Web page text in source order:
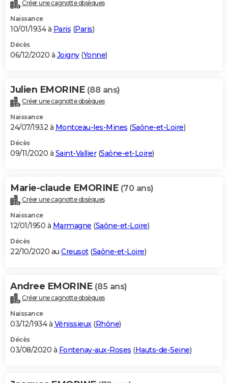
Créer une cagnotte obsèques
Naissance
10/01/1934 à Paris (Paris)
Décès
06/12/2020 à Joigny(Yonne)
Julien EMORINE (88 ans)
Créer une cagnotte obsèques
Naissance
24/07/1932 à Montceau-les-Mines (Saône-et-Loire)
Décès
09/11/2020 à Saint-Vallier(Saône-et-Loire)
Marie-claude EMORINE (70 ans)
Créer une cagnotte obsèques
Naissance
12/01/1950 à Marmagne (Saône-et-Loire)
Décès
22/10/2020 au Creusot(Saône-et-Loire)
Andree EMORINE (85 ans)
Créer une cagnotte obsèques
Naissance
03/12/1934 à Vénissieux (Rhône)
Décès
03/08/2020 à Fontenay-aux-Roses (Hauts-de-Seine)